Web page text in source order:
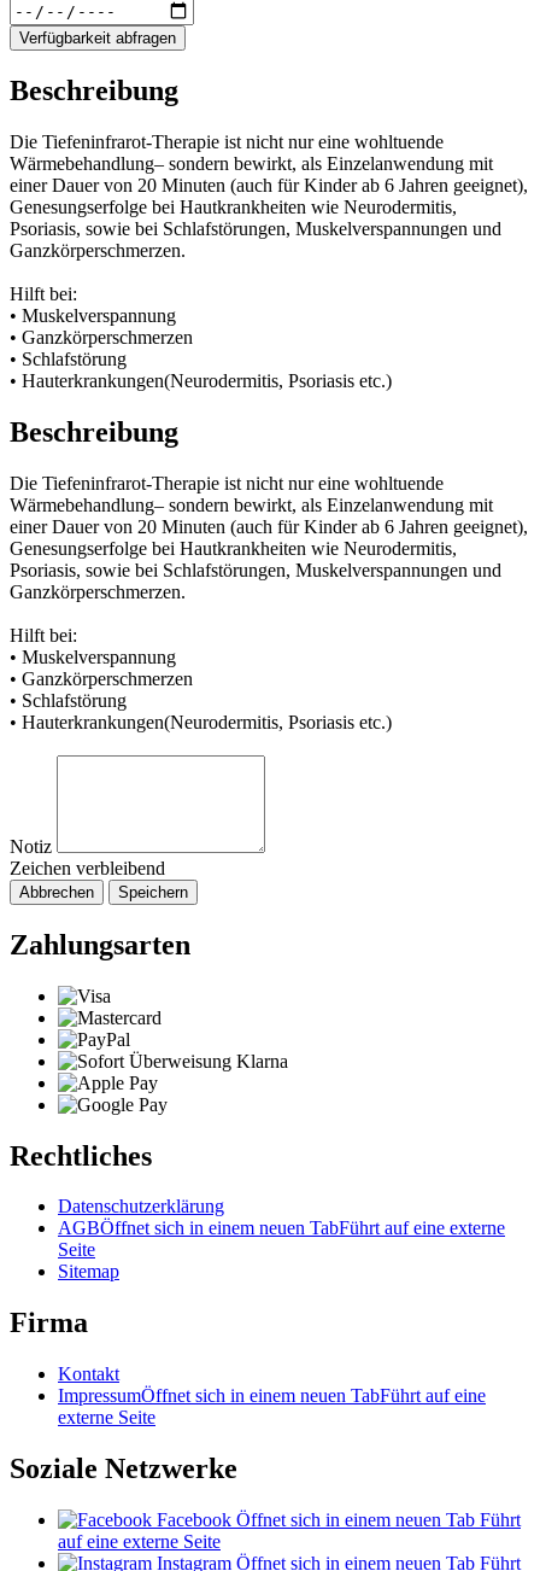
Verfügbarkeit abfragen
Beschreibung
Die Tiefeninfrarot-Therapie ist nicht nur eine wohltuende
Wärmebehandlung– sondern bewirkt, als Einzelanwendung mit
einer Dauer von 20 Minuten (auch für Kinder ab 6 Jahren geeignet),
Genesungserfolge bei Hautkrankheiten wie Neurodermitis,
Psoriasis, sowie bei Schlafstörungen, Muskelverspannungen und
Ganzkörperschmerzen.
Hilft bei:
• Muskelverspannung
• Ganzkörperschmerzen
• Schlafstörung
• Hauterkrankungen(Neurodermitis, Psoriasis etc.)
Beschreibung
Die Tiefeninfrarot-Therapie ist nicht nur eine wohltuende
Wärmebehandlung– sondern bewirkt, als Einzelanwendung mit
einer Dauer von 20 Minuten (auch für Kinder ab 6 Jahren geeignet),
Genesungserfolge bei Hautkrankheiten wie Neurodermitis,
Psoriasis, sowie bei Schlafstörungen, Muskelverspannungen und
Ganzkörperschmerzen.
Hilft bei:
• Muskelverspannung
• Ganzkörperschmerzen
• Schlafstörung
• Hauterkrankungen(Neurodermitis, Psoriasis etc.)
Notiz
Zeichen verbleibend
Abbrechen Speichern
Zahlungsarten
Rechtliches
Datenschutzerklärung
AGBÖffnet sich in einem neuen TabFührt auf eine externe
Seite
Sitemap
Firma
Kontakt
ImpressumÖffnet sich in einem neuen TabFührt auf eine
externe Seite
Soziale Netzwerke
Facebook Öffnet sich in einem neuen Tab Führt
auf eine externe Seite
Instagram Öffnet sich in einem neuen Tab Führt